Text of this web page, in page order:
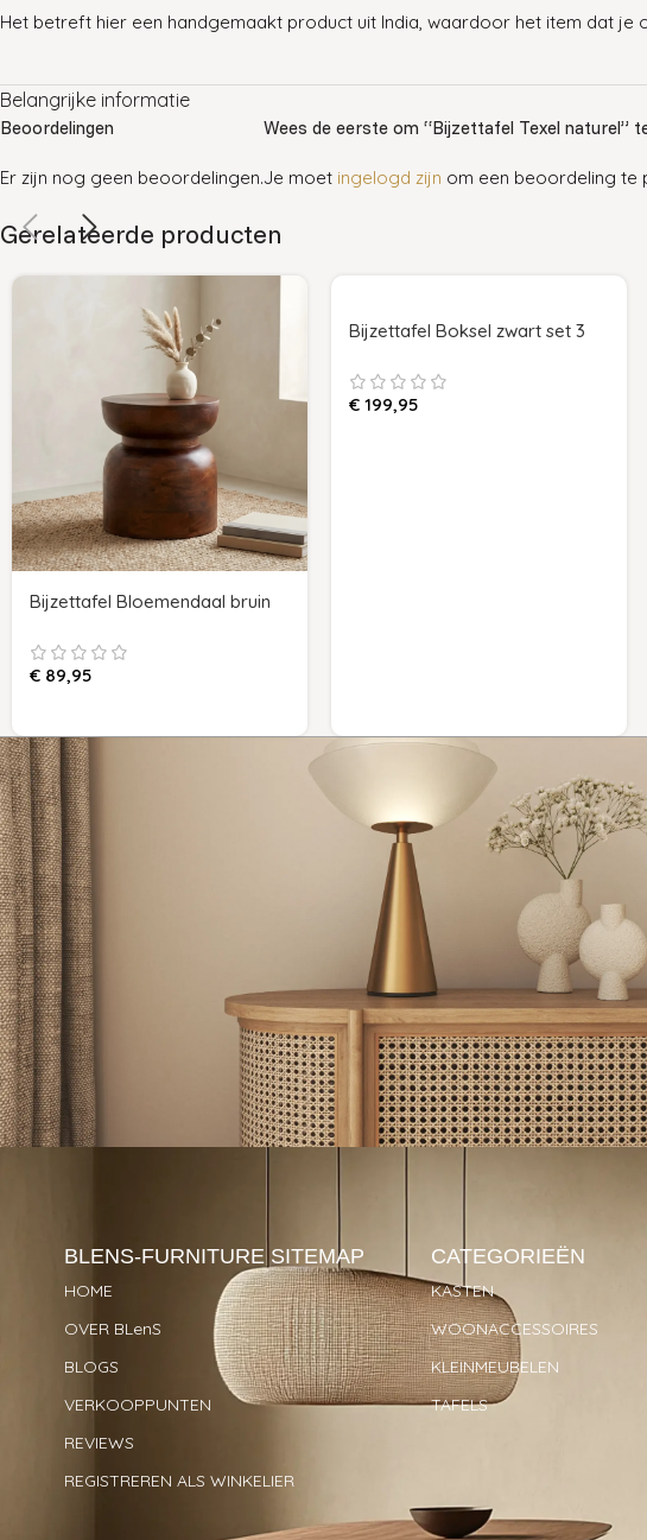
Het betreft hier een handgemaakt product uit India, waardoor het item dat
Belangrijke informatie
Beoordelingen
Er zijn nog geen beoordelingen.
Wees de eerste om “Bijzettafel Texel naturel”
Je moet ingelogd zijn om een beoordeling te
Gerelateerde producten
Bijzettafel Bloemendaal bruin
€ 89,95
Bijzettafel Boksel zwart set 3
€199,95
BLENS-FURNITURE SITEMAP
HOME
OVER BLenS
BLOGS
VERKOOPPUNTEN
REVIEWS
REGISTREREN ALS WINKELIER
CATEGORIEËN
KASTEN
WOONACCESSOIRES
KLEINMEUBELEN
TAFELS